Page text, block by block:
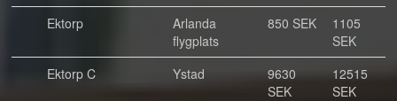
Ektorp
Arlanda
flygplats
850 SEK
1105
SEK
Ektorp C
Ystad
9630
SEK
12515
SEK